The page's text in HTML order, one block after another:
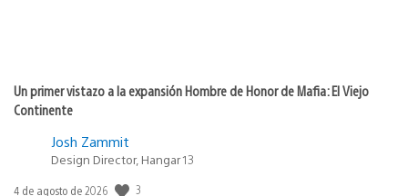
Un primer vistazo a la expansión Hombre de Honor de Mafia: El Viejo
Continente
Josh Zammit
Design Director, Hangar 13
Fecha
4 de agosto de 2026 3